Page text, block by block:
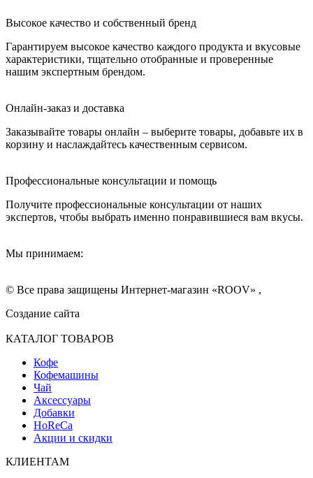
Высокое качество и собственный бренд
Гарантируем высокое качество каждого продукта и вкусовые
характеристики, тщательно отобранные и проверенные
нашим экспертным брендом.
Онлайн-заказ и доставка
Заказывайте товары онлайн – выберите товары, добавьте их в
корзину и наслаждайтесь качественным сервисом.
Профессиональные консультации и помощь
Получите профессиональные консультации от наших
экспертов, чтобы выбрать именно понравившиеся вам вкусы.
Мы принимаем:
© Все права защищены Интернет-магазин «ROOV» ,
Создание сайта
КАТАЛОГ ТОВАРОВ
Кофе
Кофемашины
Чай
Аксессуары
Добавки
HoReCa
Акции и скидки
КЛИЕНТАМ